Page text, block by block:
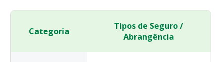
Categoria
Tipos de Seguro /
Abrangência